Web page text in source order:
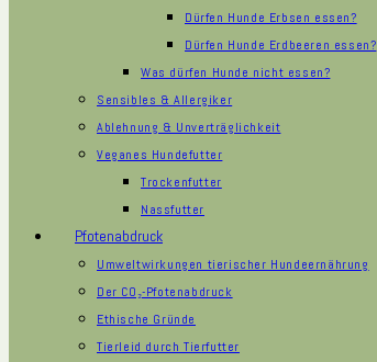
Dürfen Hunde Erbsen essen?
Dürfen Hunde Erdbeeren essen?
Was dürfen Hunde nicht essen?
Sensibles & Allergiker
Ablehnung & Unverträglichkeit
Veganes Hundefutter
Trockenfutter
Nassfutter
Pfotenabdruck
Umweltwirkungen tierischer Hundeernährung
Der CO₂-Pfotenabdruck
Ethische Gründe
Tierleid durch Tierfutter